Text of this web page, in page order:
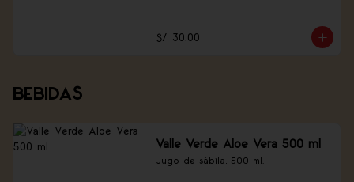
S/ 30.00
BEBIDAS
Valle Verde Aloe Vera 500 ml
Jugo de sábila, 500 ml.